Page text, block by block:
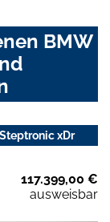
BMW
xDr
117.399,00 €
ausweisbar